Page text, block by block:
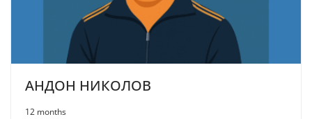
АНДОН НИКОЛОВ
12 months